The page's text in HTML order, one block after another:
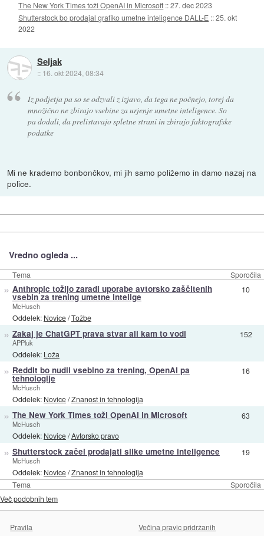
The New York Times toži OpenAI in Microsoft ::27. dec 2023
Shutterstock bo prodajal grafiko umetne inteligence DALL-E ::25. okt
2022
Seljak
:: 16. okt 2024, 08:34
Iz podjetja pa so se odzvali z izjavo, da tega ne počnejo, torej da
množično ne zbirajo vsebine za urjenje umetne inteligence. So
pa dodali, da prelistavajo spletne strani in zbirajo faktografske
podatke
Mi ne krademo bonbončkov, mi jih samo poližemo in damo nazaj na
police.
Vredno ogleda ...
Tema Sporočila
Tema Sporočila
» Anthropic tožijo zaradi uporabe avtorsko zaščitenih
vsebin za trening umetne intelige
McHusch
Oddelek: Novice/Tožbe
10
» Zakaj je ChatGPT prava stvar ali kam to vodi
APPluk
Oddelek: Loža
152
» Reddit bo nudil vsebino za trening, OpenAI pa
tehnologije
McHusch
Oddelek: Novice/Znanost in tehnologija
16
» The New York Times toži OpenAI in Microsoft
McHusch
Oddelek: Novice/Avtorsko pravo
63
» Shutterstock začel prodajati slike umetne inteligence
McHusch
Oddelek: Novice/Znanost in tehnologija
19
Več podobnih tem
Pravila Večina pravic pridržanih